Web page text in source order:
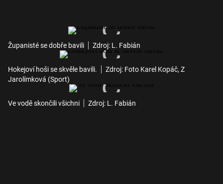
Županisté se dobře bavili Zdroj: L. Fabián
Hokejoví hoši se skvěle bavili.
Zdroj: Foto Karel Kopáč, Z
Jarolímková (Sport)
Ve vodě skončili všichni Zdroj: L. Fabián